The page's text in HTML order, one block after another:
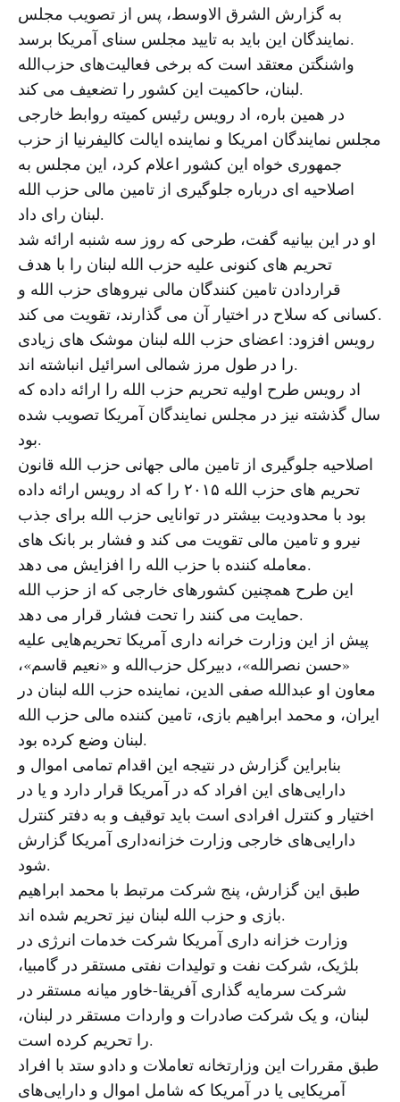
به گزارش الشرق الاوسط، پس از تصویب مجلس
نمایندگان این باید به تایید مجلس سنای آمریکا برسد.
واشنگتن معتقد است که برخی فعالیت‌های حزب‌الله
لبنان، حاکمیت این کشور را تضعیف می‌ کند.
در همین باره، اد رویس رئیس کمیته روابط خارجی
مجلس نمایندگان امریکا و نماینده ایالت کالیفرنیا از حزب
جمهوری خواه این کشور اعلام کرد، این مجلس به
اصلاحیه ای درباره جلوگیری از تامین مالی حزب الله
لبنان رای داد.
او در این بیانیه گفت، طرحی که روز سه شنبه ارائه شد
تحریم های کنونی علیه حزب الله لبنان را با هدف
قراردادن تامین کنندگان مالی نیروهای حزب الله و
کسانی که سلاح در اختیار آن می گذارند، تقویت می کند.
رویس افزود: اعضای حزب الله لبنان موشک های زیادی
را در طول مرز شمالی اسرائیل انباشته اند.
اد رویس طرح اولیه تحریم حزب الله را ارائه داده که
سال گذشته نیز در مجلس نمایندگان آمریکا تصویب شده
بود.
اصلاحیه جلوگیری از تامین مالی جهانی حزب الله قانون
تحریم های حزب الله ۲۰۱۵ را که اد رویس ارائه داده
بود با محدودیت بیشتر در توانایی حزب الله برای جذب
نیرو و تامین مالی تقویت می کند و فشار بر بانک های
معامله کننده با حزب الله را افزایش می دهد.
این طرح همچنین کشورهای خارجی که از حزب الله
حمایت می کنند را تحت فشار قرار می دهد.
پیش از این وزارت خرانه داری آمریکا تحریم‌هایی علیه
«حسن نصرالله»، دبیرکل حزب‌الله و «نعیم قاسم»،
معاون او عبدالله صفی الدین، نماینده حزب الله لبنان در
ایران، و محمد ابراهیم بازی، تامین کننده مالی حزب الله
لبنان وضع کرده بود.
بنابراین گزارش در نتیجه این اقدام تمامی اموال و
دارایی‌های این افراد که در آمریکا قرار دارد و یا در
اختیار و کنترل افرادی است باید توقیف و به دفتر کنترل
دارایی‌های خارجی وزارت خزانه‌داری آمریکا گزارش
شود.
طبق این گزارش، پنج شرکت مرتبط با محمد ابراهیم
بازی و حزب الله لبنان نیز تحریم شده اند.
وزارت خزانه داری آمریکا شرکت خدمات انرژی در
بلژیک، شرکت نفت و تولیدات نفتی مستقر در گامبیا،
شرکت سرمایه گذاری آفریقا-خاور میانه مستقر در
لبنان، و یک شرکت صادرات و واردات مستقر در لبنان،
را تحریم کرده است.
طبق مقررات این وزارتخانه تعاملات و دادو ستد با افراد
آمریکایی یا در آمریکا که شامل اموال و دارایی‌های